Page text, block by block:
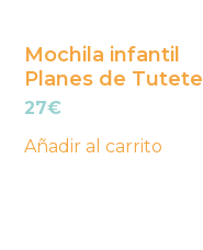
Mochila infantil
Planes de Tutete
27€
Añadir al carrito